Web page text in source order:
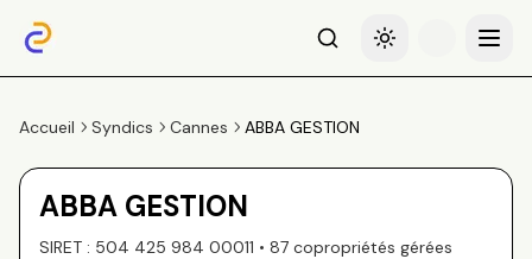
RechercheBasculer le thème
Menu
Accueil Syndics Cannes ABBA GESTION
ABBA GESTION
SIRET : 504 425 984 00011 • 87 copropriétés gérées